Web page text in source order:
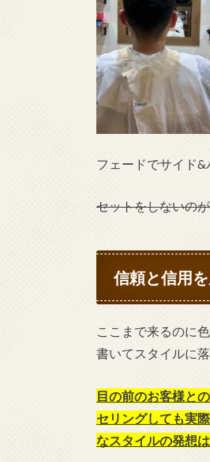
フェードでサイド
セットをしないの
信頼と信用
ここまで来るのに
書いてスタイルに
目の前のお客様と
セリングしても実
なスタイルの発想